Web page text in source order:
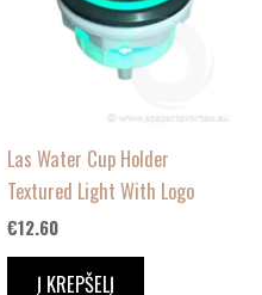
Las Water Cup Holder
Textured Light With Logo
€12.60
Į KREPŠELĮ